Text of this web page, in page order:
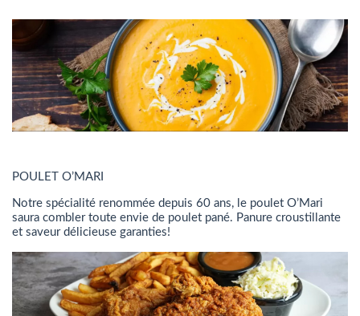
POULET O’MARI
Notre spécialité renommée depuis 60 ans, le poulet O’Mari
saura combler toute envie de poulet pané. Panure croustillante
et saveur délicieuse garanties!